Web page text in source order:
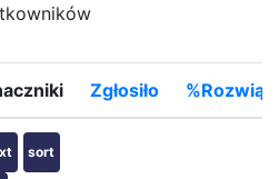
Zgłosiło
sort